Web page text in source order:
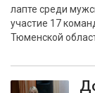
лапте среди
участие 17
Тюменской